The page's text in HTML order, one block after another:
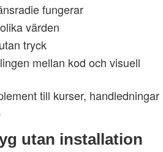
fungerar
värden
tryck
mellan kod och visuell
till kurser, handledningar
utan installation